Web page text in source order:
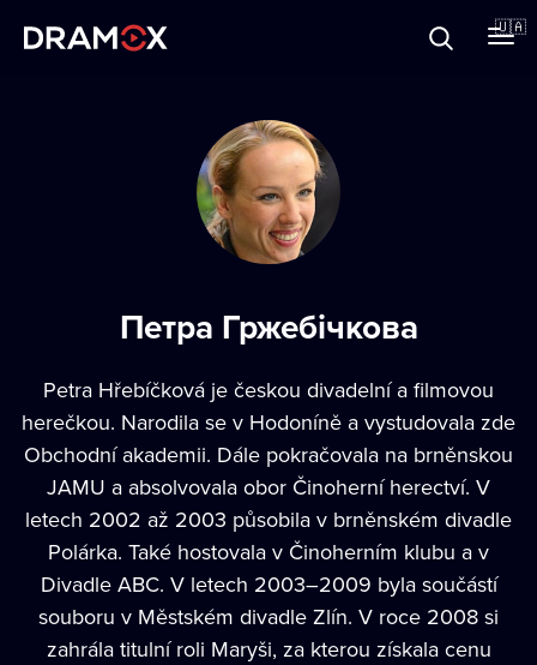
🇺🇦
Зареєструватися
Петра Гржебічкова
Petra Hřebíčková je českou divadelní a filmovou
herečkou. Narodila se v Hodoníně a vystudovala zde
Obchodní akademii. Dále pokračovala na brněnskou
JAMU a absolvovala obor Činoherní herectví. V
letech 2002 až 2003 působila v brněnském divadle
Polárka. Také hostovala v Činoherním klubu a v
Divadle ABC. V letech 2003–2009 byla součástí
souboru v Městském divadle Zlín. V roce 2008 si
zahrála titulní roli Maryši, za kterou získala cenu